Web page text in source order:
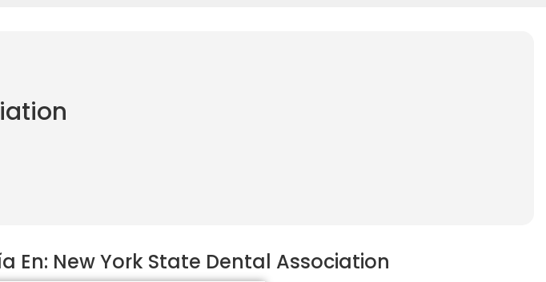
New York State Dental Association